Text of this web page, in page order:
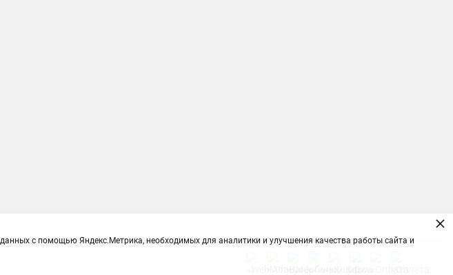
с помощью Яндекс.Метрика, необходимых для аналитики и улучшения качества работы сайта и
×